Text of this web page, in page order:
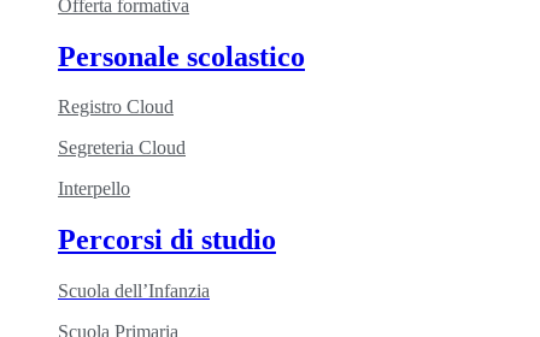
Offerta formativa
Personale scolastico
Registro Cloud
Segreteria Cloud
Interpello
Percorsi di studio
Scuola dell’Infanzia
Scuola Primaria